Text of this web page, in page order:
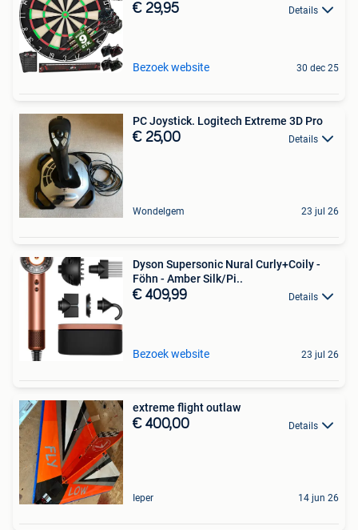
€ 29,95 Details
Bezoek website 30 dec 25
PC Joystick. Logitech Extreme 3D Pro
€ 25,00 Details
Wondelgem 23 jul 26
Dyson Supersonic Nural Curly+Coily -
Föhn - Amber Silk/Pi..
€ 409,99 Details
Bezoek website 23 jul 26
extreme flight outlaw
€ 400,00 Details
Ieper 14 jun 26